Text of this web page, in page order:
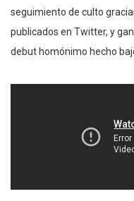
seguimiento de culto
publicados en Twitter, y
debut homónimo hecho